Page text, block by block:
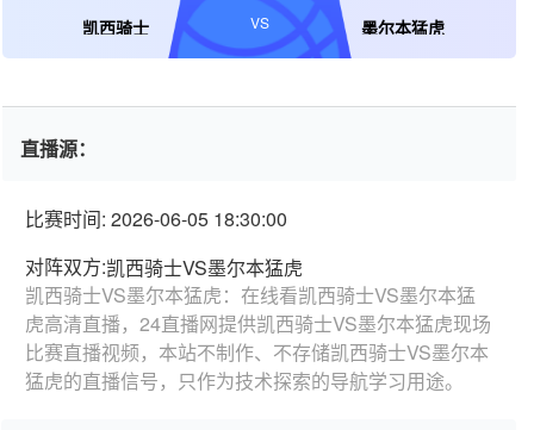
凯西骑士 墨尔本猛虎
VS
直播源：
比赛时间: 2026-06-05 18:30:00
对阵双方:凯西骑士VS墨尔本猛虎
凯西骑士VS墨尔本猛虎：在线看凯西骑士VS墨尔本猛
虎高清直播，24直播网提供凯西骑士VS墨尔本猛虎现场
比赛直播视频，本站不制作、不存储凯西骑士VS墨尔本
猛虎的直播信号，只作为技术探索的导航学习用途。